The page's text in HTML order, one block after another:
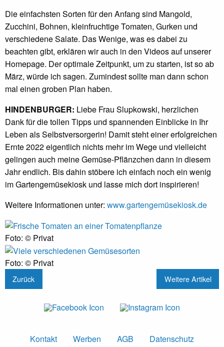
Die einfachsten Sorten für den Anfang sind Mangold,
Zucchini, Bohnen, kleinfruchtige Tomaten, Gurken und
verschiedene Salate. Das Wenige, was es dabei zu
beachten gibt, erklären wir auch in den Videos auf unserer
Homepage. Der optimale Zeitpunkt, um zu starten, ist so ab
März, würde ich sagen. Zumindest sollte man dann schon
mal einen groben Plan haben.
HINDENBURGER: Liebe Frau Slupkowski, herzlichen
Dank für die tollen Tipps und spannenden Einblicke in Ihr
Leben als Selbstversorgerin! Damit steht einer erfolgreichen
Ernte 2022 eigentlich nichts mehr im Wege und vielleicht
gelingen auch meine Gemüse-Pflänzchen dann in diesem
Jahr endlich. Bis dahin stöbere ich einfach noch ein wenig
im Gartengemüsekiosk und lasse mich dort inspirieren!
Weitere Informationen unter: www.gartengemüsekiosk.de
Foto: © Privat
Foto: © Privat
Zurück Weitere Artikel
Kontakt Werben AGB Datenschutz